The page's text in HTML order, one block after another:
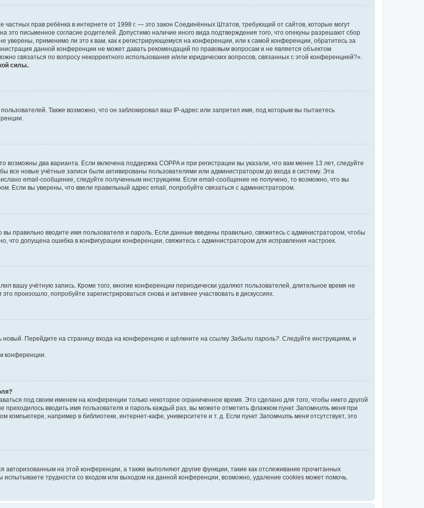
частных прав ребёнка в интернете от 1998 г. — это закон Соединённых Штатов, требующий от сайтов, которые могут
письменное согласие родителей. Допустимо наличие иного вида подтверждения того, что опекуны разрешают сбор
применимо ли это к вам, как к регистрирующемуся на конференции, или к самой конференции, обратитесь за
данной конференции не может давать рекомендаций по правовым вопросам и не является объектом
связаться по вопросу некорректного использования и/или юридических вопросов, связанных с этой конференцией?».
силы.
Также возможно, что он заблокировал ваш IP-адрес или запретил имя, под которым вы пытаетесь
возможны два варианта. Если включена поддержка COPPA и при регистрации вы указали, что вам менее 13 лет, следуйте
все новые учётные записи были активированы пользователями или администратором до входа в систему. Эта
email-сообщение, следуйте полученным инструкциям. Если email-сообщение не получено, то возможно, что вы
Если вы уверены, что ввели правильный адрес email, попробуйте связаться с администратором.
правильно вводите имя пользователя и пароль. Если данные введены правильно, свяжитесь с администратором, чтобы
что допущена ошибка в конфигурации конференции, свяжитесь с администратором для исправления настроек.
вашу учётную запись. Кроме того, многие конференции периодически удаляют пользователей, длительное время не
попробуйте зарегистрироваться снова и активнее участвовать в дискуссиях.
новый. Перейдите на страницу входа на конференцию и щёлкните на ссылку Забыли пароль? . Следуйте инструкциям, и
конференции.
под своим именем на конференции только некоторое ограниченное время. Это сделано для того, чтобы никто другой
приходилось вводить имя пользователя и пароль каждый раз, вы можете отметить флажком пункт Запомнить меня при
например в библиотеке, интернет-кафе, университете и т. д. Если пункт Запомнить меня отсутствует, это
авторизованным на этой конференции, а также выполняют другие функции, такие как отслеживание прочитанных
трудности со входом или выходом на данной конференции, возможно, удаление cookies может помочь.